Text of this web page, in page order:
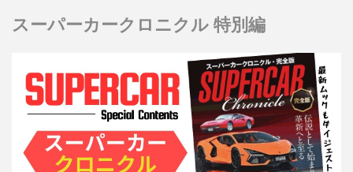
スーパーカークロニクル 特別編